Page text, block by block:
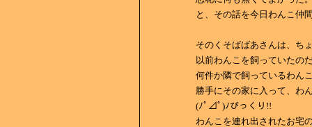
と、その話を今日わんこ仲
そのくそばばあさんは、ち
以前わんこを飼っていたの
何件か隣で飼っているわん
勝手にその家に入って、わ
(ﾉﾟ⊿ﾟ)ﾉびっくり!!
わんこを連れ出されたお宅